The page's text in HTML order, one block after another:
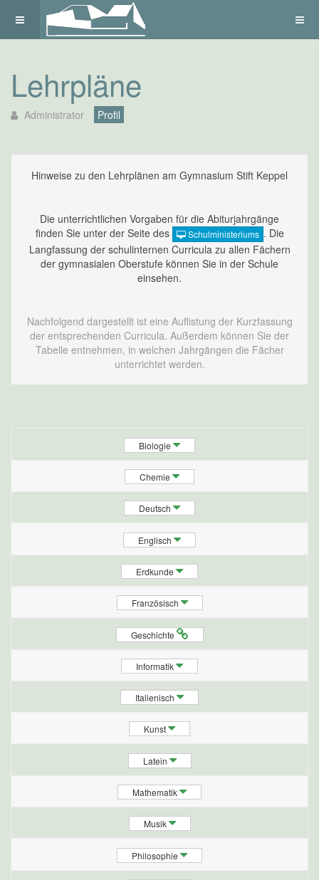
Lehrpläne
Administrator Profil
Hinweise zu den Lehrplänen am Gymnasium Stift Keppel
Die unterrichtlichen Vorgaben für die Abiturjahrgänge
finden Sie unter der Seite des
Schulministeriums . Die
Langfassung der schulinternen Curricula zu allen Fächern
der gymnasialen Oberstufe können Sie in der Schule
einsehen.
Nachfolgend dargestellt ist eine Auflistung der Kurzfassung
der entsprechenden Curricula. Außerdem können Sie der
Tabelle entnehmen, in welchen Jahrgängen die Fächer
unterrichtet werden.
Biologie
Chemie
Deutsch
Englisch
Erdkunde
Französisch
Geschichte
Informatik
Italienisch
Kunst
Latein
Mathematik
Musik
Philosophie